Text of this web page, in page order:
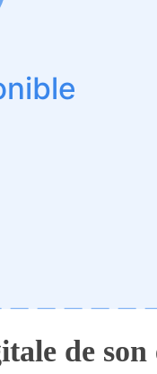
de son